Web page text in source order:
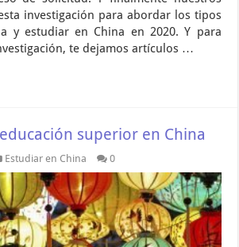
investigación para abordar los tipos
y estudiar en China en 2020. Y para
te dejamos artículos …
superior en China
Estudiar en China 0